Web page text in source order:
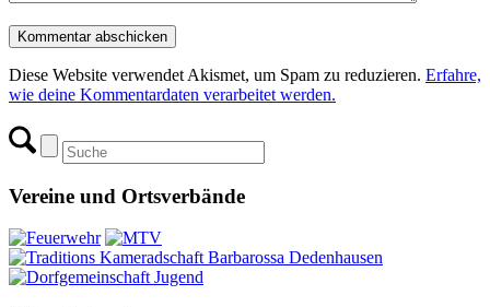
Diese Website verwendet Akismet, um Spam zu reduzieren. Erfahre,
wie deine Kommentardaten verarbeitet werden.
Vereine und Ortsverbände